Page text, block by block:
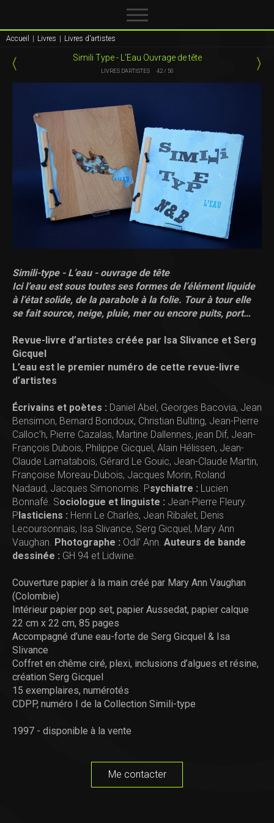
Accueil Livres Livres d'artistes
Simili Type - L'Eau Ouvrage de tête
LIVRES D'ARTISTES 42 / 50
Simili-type - L’eau - ouvrage de tête
Ici l’eau est sous toutes ses formes de l’élément liquide
à l’état solide, de la parabole à la folie. Tour à tour elle
se fait source, neige, pluie, mer ou encore puits, port…
Revue-livre d’artistes créée par Isa Slivance et Serg
Gicquel
L’eau est le premier numéro de cette revue-livre
d’artistes
Écrivains et poètes : Daniel Abel, Georges Bacovia, Jean
Bensimon, Bernard Bondoux, Christian Bulting, Jean-Pierre
Calloc’h, Pierre Cazalas, Martine Dallennes, jean Dif, Jean-
François Dubois, Philippe Gicquel, Alain Hélissen, Jean-
Claude Lamatabois, Gérard Le Gouic, Jean-Claude Martin,
Françoise Moreau-Dubois, Jacques Morin, Roland
Nadaud, Jacques Simonomis. Psychiatre : Lucien
Bonnafé. Sociologue et linguiste : Jean-Pierre Fleury.
P lasticiens : Henri Le Charlès, Jean Ribalet, Denis
Lecoursonnais, Isa Slivance, Serg Gicquel, Mary Ann
Vaughan. Photographe : Odil’ Ann. Auteurs de bande
dessinée : GH 94 et Lidwine.
Couverture papier à la main créé par Mary Ann Vaughan
(Colombie)
Intérieur papier pop set, papier Aussedat, papier calque
22 cm x 22 cm, 85 pages
Accompagné d’une eau-forte de Serg Gicquel & Isa
Slivance
Coffret en chême ciré, plexi, inclusions d’algues et résine,
création Serg Gicquel
15 exemplaires, numérotés
CDPP, numéro I de la Collection Simili-type
1997 - disponible à la vente
Me contacter